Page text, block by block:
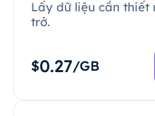
Lấy dữ liệu cần thiết
trở.
$0.27/GB